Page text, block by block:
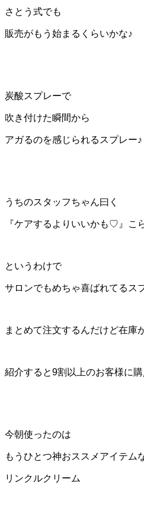
さとう式でも
販売がもう始まるくらいかな♪
炭酸スプレーで
吹き付けた瞬間から
アガるのを感じられるスプレー♪
うちのスタッフちゃん曰く
『ケアするよりいいかも♡』こ
というわけで
サロンでもめちゃ喜ばれてるス
まとめて注文するんだけど在庫
紹介すると9割以上のお客様に
今朝使ったのは
もうひとつ神おススメアイテム
リンクルクリーム